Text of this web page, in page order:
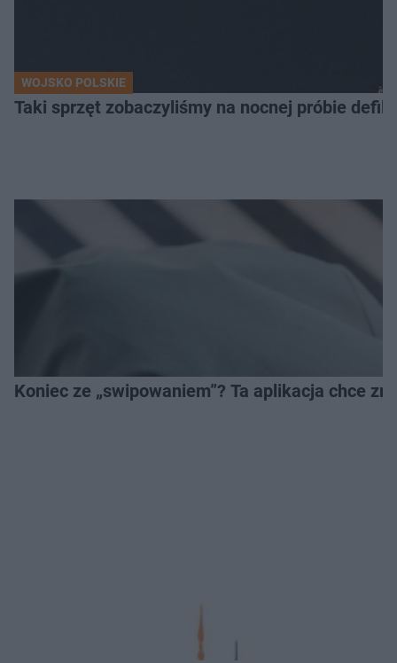
WOJSKO POLSKIE
Taki sprzęt zobaczyliśmy na nocnej próbie
Koniec ze „swipowaniem”? Ta aplikacja chce